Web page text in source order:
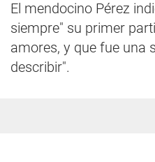
El mendocino Pérez
siempre" su primer
amores, y que fue una
describir".